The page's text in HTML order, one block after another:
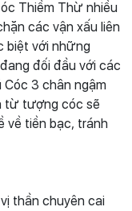
Thiềm Thừ nhiều
các vận xấu liên
biệt với những
đối đầu với các
3 chân ngậm
từ tượng cóc sẽ
về tiền bạc, tránh
thần chuyên cai